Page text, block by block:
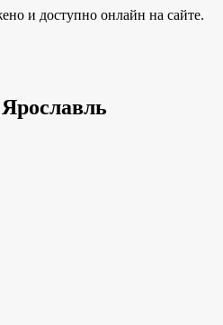
и доступно онлайн на сайте.